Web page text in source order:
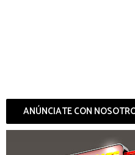
ANÚNCIATE CON